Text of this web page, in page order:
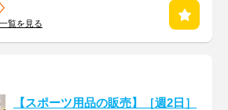
覧を見る
【スポーツ用品の販売】［週2日］